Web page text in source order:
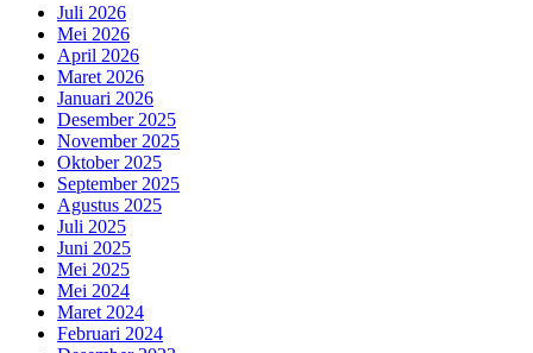
Juli 2026
Mei 2026
April 2026
Maret 2026
Januari 2026
Desember 2025
November 2025
Oktober 2025
September 2025
Agustus 2025
Juli 2025
Juni 2025
Mei 2025
Mei 2024
Maret 2024
Februari 2024